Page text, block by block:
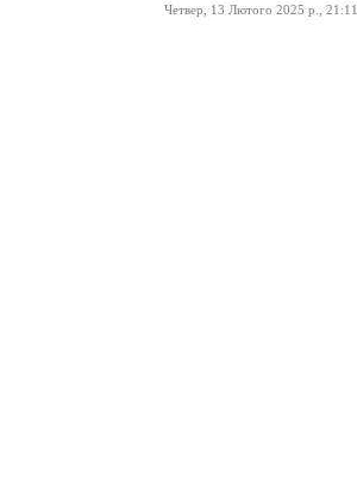
Четвер, 13 Лютого 2025 р., 21:11